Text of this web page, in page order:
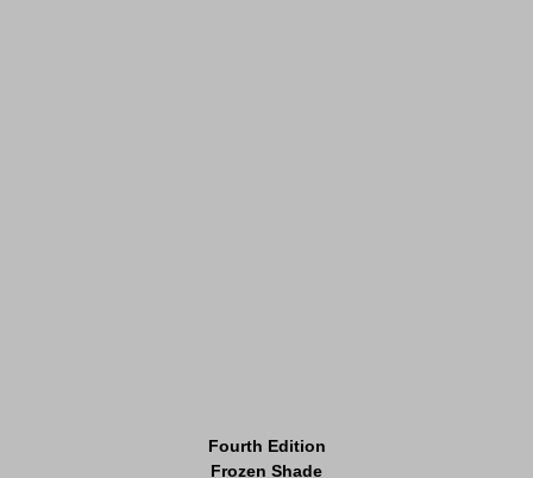
Fourth Edition
Frozen Shade